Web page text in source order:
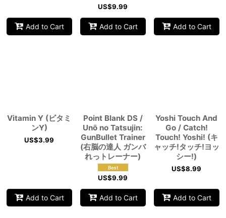
Add to Cart
US$9.99
Add to Cart Add to Cart
Vitamin Y (ビタミ
ンY)
US$3.99
Add to Cart
Point Blank DS /
Unō no Tatsujin:
GunBullet Trainer
(右脳の達人 ガンバ
れっトレーナー)
US$9.99
Add to Cart
Yoshi Touch And
Go / Catch!
Touch! Yoshi! (キ
ャッチ!タッチ!ヨッ
シー!)
US$8.99
Add to Cart